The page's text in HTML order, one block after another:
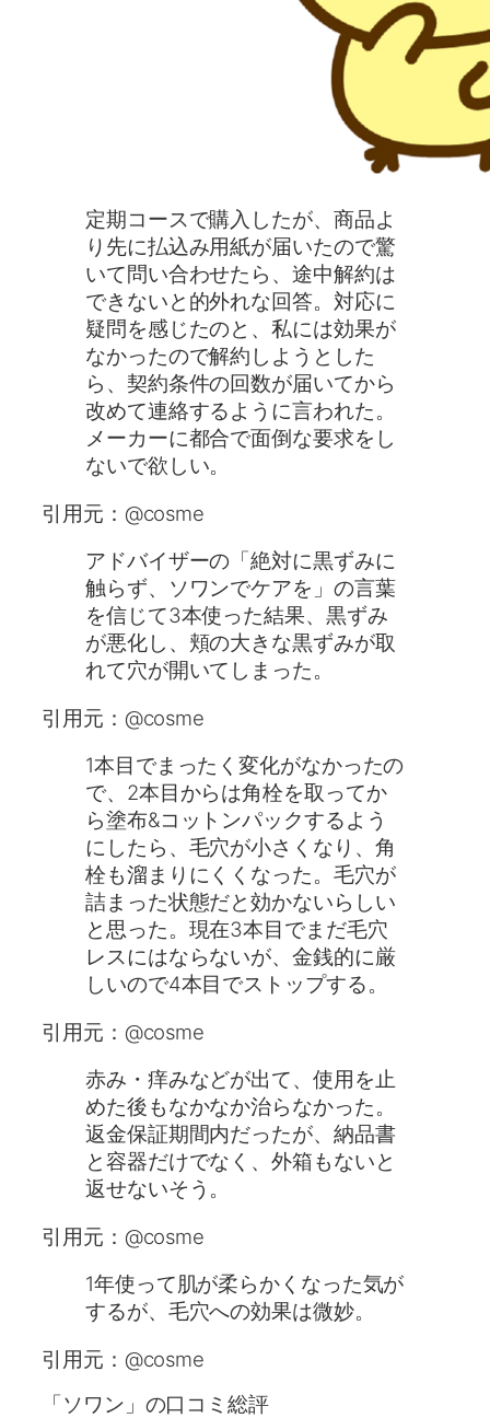
定期コースで購入したが、商品よ
り先に払込み用紙が届いたので驚
いて問い合わせたら、途中解約は
できないと的外れな回答。対応に
疑問を感じたのと、私には効果が
なかったので解約しようとした
ら、契約条件の回数が届いてから
改めて連絡するように言われた。
メーカーに都合で面倒な要求をし
ないで欲しい。
引用元：@cosme
アドバイザーの「絶対に黒ずみに
触らず、ソワンでケアを」の言葉
を信じて3本使った結果、黒ずみ
が悪化し、頬の大きな黒ずみが取
れて穴が開いてしまった。
引用元：@cosme
1本目でまったく変化がなかったの
で、2本目からは角栓を取ってか
ら塗布&コットンパックするよう
にしたら、毛穴が小さくなり、角
栓も溜まりにくくなった。毛穴が
詰まった状態だと効かないらしい
と思った。現在3本目でまだ毛穴
レスにはならないが、金銭的に厳
しいので4本目でストップする。
引用元：@cosme
赤み・痒みなどが出て、使用を止
めた後もなかなか治らなかった。
返金保証期間内だったが、納品書
と容器だけでなく、外箱もないと
返せないそう。
引用元：@cosme
1年使って肌が柔らかくなった気が
するが、毛穴への効果は微妙。
引用元：@cosme
「ソワン」の口コミ総評